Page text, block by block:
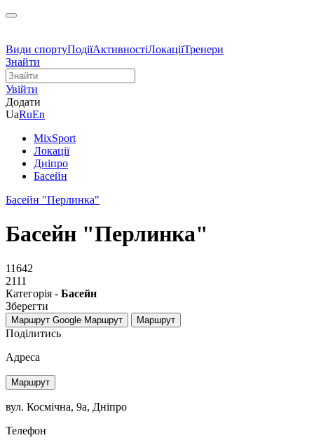
Види спортуПодіїАктивностіЛокаціїТренери
Знайти
Увійти
Додати
UaRuEn
MixSport
Локації
Дніпро
Басейн
Басейн "Пeрлинка"
Басейн "Пeрлинка"
11642
2111
Категорія - Басейн
Зберегти
Маршрут Google Маршрут Маршрут
Поділитись
Адреса
Маршрут
вул. Космічна, 9а, Дніпро
Телефон